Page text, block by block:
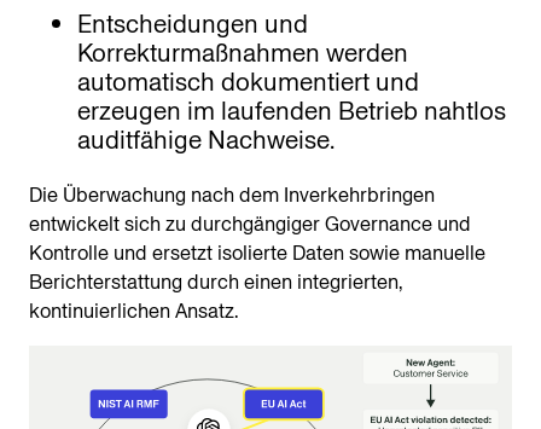
Entscheidungen und
Korrekturmaßnahmen werden
automatisch dokumentiert und
erzeugen im laufenden Betrieb nahtlos
auditfähige Nachweise.
Die Überwachung nach dem Inverkehrbringen
entwickelt sich zu durchgängiger Governance und
Kontrolle und ersetzt isolierte Daten sowie manuelle
Berichterstattung durch einen integrierten,
kontinuierlichen Ansatz.